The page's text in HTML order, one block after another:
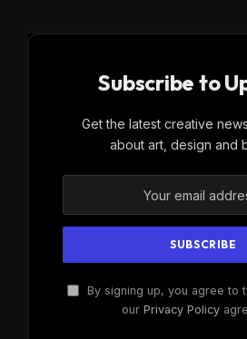
Subscribe to
Get the latest creative
about art, design and
By signing up, you agree to
our Privacy Policy